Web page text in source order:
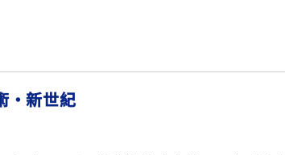
·新世紀